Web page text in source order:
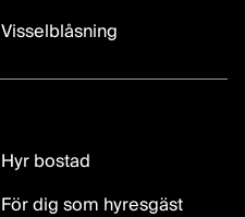
Visselblåsning
Hyr bostad
För dig som hyresgäst